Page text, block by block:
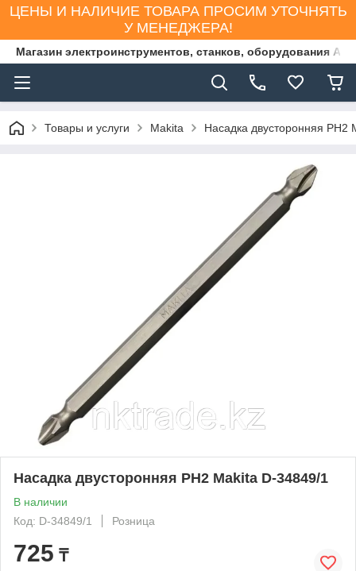
ЦЕНЫ И НАЛИЧИЕ ТОВАРА ПРОСИМ УТОЧНЯТЬ
У МЕНЕДЖЕРА!
Магазин электроинструментов, станков, оборудования
Товары и услуги Makita Насадка двусторонняя PH2
Насадка двусторонняя PH2 Makita D-34849/1
В наличии
Код: D-34849/1
Розница
725 ₸